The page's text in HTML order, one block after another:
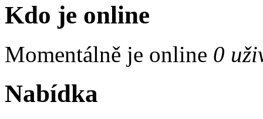
Kdo je online
Momentálně je online 0
Nabídka